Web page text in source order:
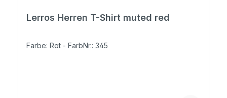
Lerros Herren T-Shirt muted red
Farbe: Rot - FarbNr.: 345